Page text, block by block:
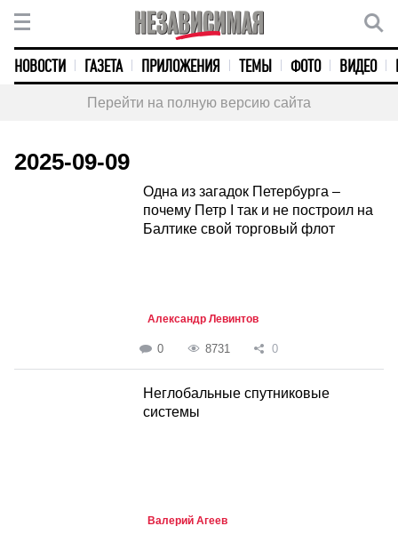
НОВОСТИ ГАЗЕТА ПРИЛОЖЕНИЯ ТЕМЫ ФОТО ВИДЕО
Перейти на полную версию сайта
2025-09-09
Одна из загадок Петербурга –
почему Петр I так и не построил на
Балтике свой торговый флот
Александр Левинтов
0 8731 0
Неглобальные спутниковые
системы
Валерий Агеев